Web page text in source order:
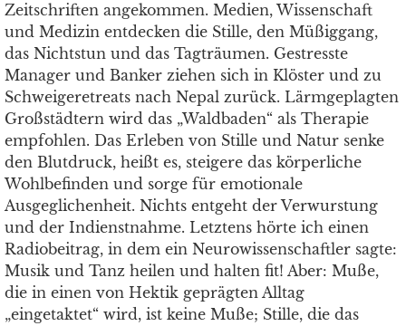
Zeitschriften angekommen. Medien, Wissenschaft
und Medizin entdecken die Stille, den Müßiggang,
das Nichtstun und das Tagträumen. Gestresste
Manager und Banker ziehen sich in Klöster und zu
Schweigeretreats nach Nepal zurück. Lärmgeplagten
Großstädtern wird das „Waldbaden“ als Therapie
empfohlen. Das Erleben von Stille und Natur senke
den Blutdruck, heißt es, steigere das körperliche
Wohlbefinden und sorge für emotionale
Ausgeglichenheit. Nichts entgeht der Verwurstung
und der Indienstnahme. Letztens hörte ich einen
Radiobeitrag, in dem ein Neurowissenschaftler sagte:
Musik und Tanz heilen und halten fit! Aber: Muße,
die in einen von Hektik geprägten Alltag
„eingetaktet“ wird, ist keine Muße; Stille, die das